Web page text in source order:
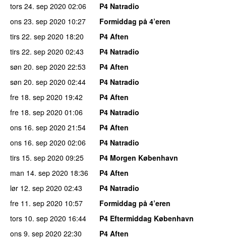
tors 24. sep 2020 02:06
P4 Natradio
ons 23. sep 2020 10:27
Formiddag på 4’eren
tirs 22. sep 2020 18:20
P4 Aften
tirs 22. sep 2020 02:43
P4 Natradio
søn 20. sep 2020 22:53
P4 Aften
søn 20. sep 2020 02:44
P4 Natradio
fre 18. sep 2020 19:42
P4 Aften
fre 18. sep 2020 01:06
P4 Natradio
ons 16. sep 2020 21:54
P4 Aften
ons 16. sep 2020 02:06
P4 Natradio
tirs 15. sep 2020 09:25
P4 Morgen København
man 14. sep 2020 18:36
P4 Aften
lør 12. sep 2020 02:43
P4 Natradio
fre 11. sep 2020 10:57
Formiddag på 4’eren
tors 10. sep 2020 16:44
P4 Eftermiddag København
ons 9. sep 2020 22:30
P4 Aften